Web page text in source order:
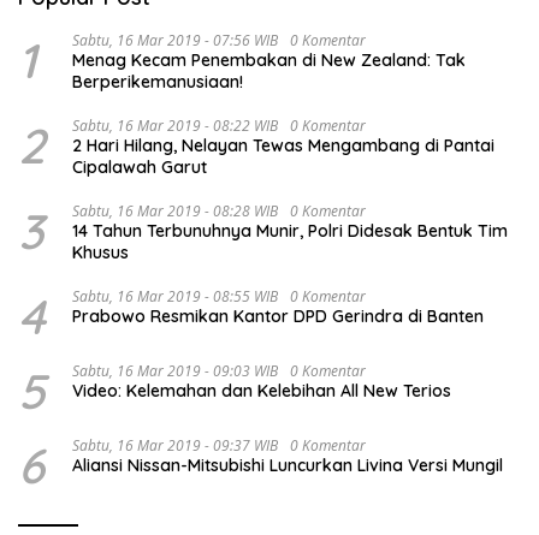
1 Sabtu, 16 Mar 2019 - 07:56 WIB 0 Komentar
Menag Kecam Penembakan di New Zealand: Tak
Berperikemanusiaan!
2 Sabtu, 16 Mar 2019 - 08:22 WIB 0 Komentar
2 Hari Hilang, Nelayan Tewas Mengambang di Pantai
Cipalawah Garut
3 Sabtu, 16 Mar 2019 - 08:28 WIB 0 Komentar
14 Tahun Terbunuhnya Munir, Polri Didesak Bentuk Tim
Khusus
4 Sabtu, 16 Mar 2019 - 08:55 WIB 0 Komentar
Prabowo Resmikan Kantor DPD Gerindra di Banten
5 Sabtu, 16 Mar 2019 - 09:03 WIB 0 Komentar
Video: Kelemahan dan Kelebihan All New Terios
6 Sabtu, 16 Mar 2019 - 09:37 WIB 0 Komentar
Aliansi Nissan-Mitsubishi Luncurkan Livina Versi Mungil